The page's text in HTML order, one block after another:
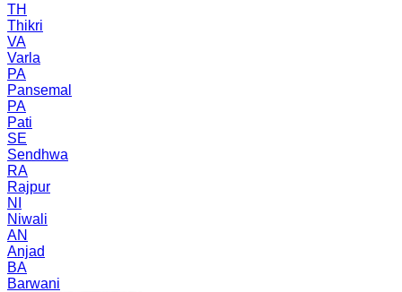
TH
Thikri
VA
Varla
PA
Pansemal
PA
Pati
SE
Sendhwa
RA
Rajpur
NI
Niwali
AN
Anjad
BA
Barwani